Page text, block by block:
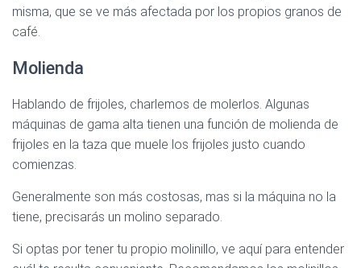
misma, que se ve más afectada por los propios granos de
café.
Molienda
Hablando de frijoles, charlemos de molerlos. Algunas
máquinas de gama alta tienen una función de molienda de
frijoles en la taza que muele los frijoles justo cuando
comienzas.
Generalmente son más costosas, mas si la máquina no la
tiene, precisarás un molino separado.
Si optas por tener tu propio molinillo, ve aquí para entender